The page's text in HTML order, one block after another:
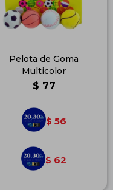
Pelota de Goma
Multicolor
$ 77
$ 56
$ 62